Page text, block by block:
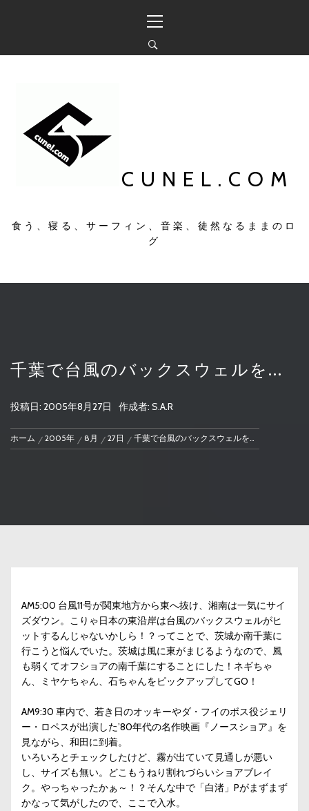
ン
イ
ン
メ
CUNEL.COM
食う、寝る、サーフィン、音楽、徒然なるままのロ
グ
千葉で台風のバックスウェルを…
投稿日: 2005年8月27日 作成者: S.A.R
ホーム 2005年 8月 27日 千葉で台風のバックスウェルを…
AM5:00 台風11号が関東地方から東へ抜け、湘南は一気にサイ
ズダウン。こりゃ日本の東沿岸は台風のバックスウェルがヒ
ットするんじゃないかしら！？ってことで、茨城か南千葉に
行こうと悩んでいた。茨城は風に東がまじるようなので、風
も弱くてオフショアの南千葉にすることにした！ネギちゃ
ん、ミヤケちゃん、石ちゃんをピックアップしてGO！
AM9:30 車内で、若き日のオッキーやダ・フイのボス役ジェリ
ー・ロペスが出演した’80年代の名作映画『ノースショア』を
見ながら、和田に到着。
いろいろとチェックしたけど、霧が出ていて見通しが悪い
し、サイズも無い。どこもうねり割れづらいショアブレイ
ク。やっちゃったかぁ～！？そんな中で「白渚」Pがまずまず
かなって気がしたので、ここで入水。